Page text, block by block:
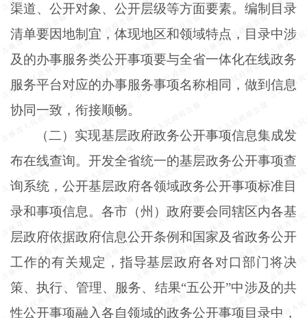
渠道、公开对象、公开层级等方面要素。编制目录
清单要因地制宜，体现地区和领域特点，目录中涉
及的办事服务类公开事项要与全省一体化在线政务
服务平台对应的办事服务事项名称相同，做到信息
协同一致，衔接顺畅。
（二）实现基层政府政务公开事项信息集成发
布在线查询。开发全省统一的基层政务公开事项查
询系统，公开基层政府各领域政务公开事项标准目
录和事项信息。各市（州）政府要会同辖区内各基
层政府依据政府信息公开条例和国家及省政务公开
工作的有关规定，指导基层政府各对口部门将决
策、执行、管理、服务、结果“五公开”中涉及的共
性公开事项融入各自领域的政务公开事项目录中，